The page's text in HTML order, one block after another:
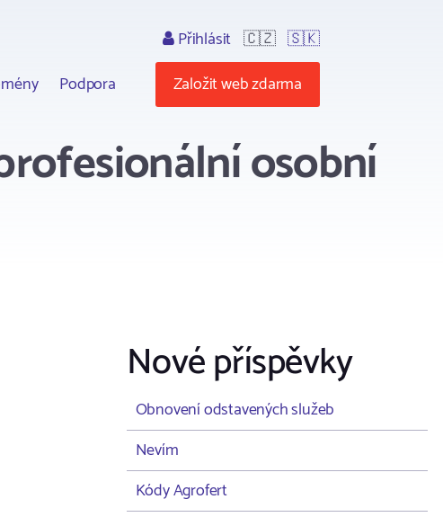
Podpora
Přihlásit 🇨🇿 🇸🇰
Založit web zdarma
osobní
Nové příspěvky
Obnovení odstavených služeb
Nevím
Kódy Agrofert